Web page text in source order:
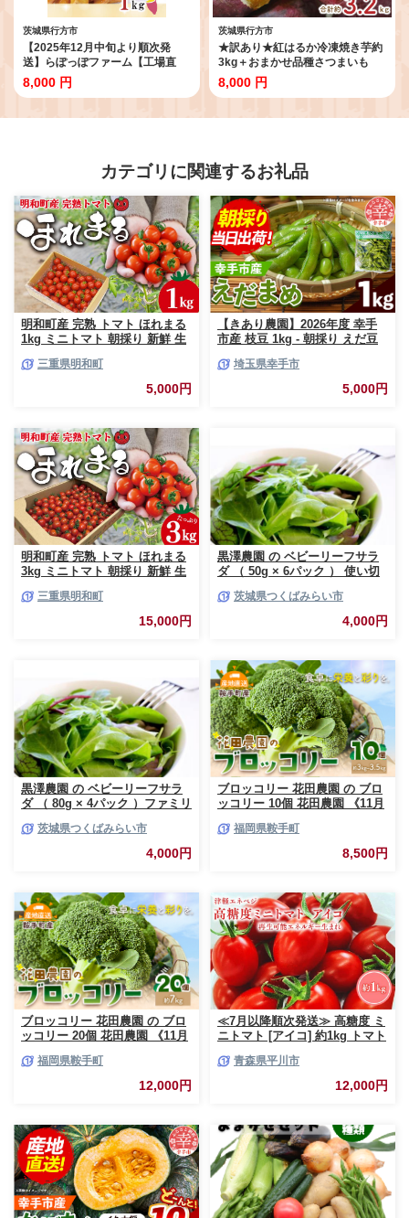
茨城県行方市
【2025年12月中旬より順次発
送】らぽっぽファーム【工場直
送】美腸大学いも 1kg｜さつまい
も 大学芋 芋 サツマイモ だいがく
学芋 人気 送料無料 茨城県 行方市
8,000 円
茨城県行方市
★訳あり★紅はるか冷凍焼き芋約
3kg＋おまかせ品種さつまいも
合計約3.2kg｜さつまいも サツマ
イモ さつま芋 焼き芋 やきいも 冷
るか 茨城県 行方市(EY-25)
8,000 円
カテゴリに関連するお礼品
明和町産 完熟 トマト ほれまる
1kg ミニトマト 朝採り 新鮮 生
三重県明和町
5,000円
【きあり農園】2026年度 幸手
市産 枝豆 1kg - 朝採り えだ豆
ブル 美味しい おいしい 豆 ずん
だ おつまみ 晩酌 枝豆ご飯 おす
すめ 送料無料 埼玉県 幸手市
埼玉県幸手市
5,000円
明和町産 完熟 トマト ほれまる
3kg ミニトマト 朝採り 新鮮 生
三重県明和町
15,000円
黒澤農園 の ベビーリーフサラ
ダ （ 50g × 6パック ） 使い切
生野菜 食べやすい 若葉 使い切
り 旬 新鮮 国産 彩り 大容量
茨城県つくばみらい市
4,000円
黒澤農園 の ベビーリーフサラ
ダ （ 80g × 4パック ）ファミリ
生野菜 食べやすい 若葉 ファミ
リー 旬 新鮮 国産 彩り 大容量
茨城県つくばみらい市
4,000円
ブロッコリー 花田農園 の ブロ
ッコリー 10個 花田農園 《11月
町 ぶろっこりー 野菜 ブロッコ
リー 産地直送 送料無料
福岡県鞍手町
8,500円
ブロッコリー 花田農園 の ブロ
ッコリー 20個 花田農園 《11月
町 ぶろっこりー 野菜 ブロッコ
リー 産地直送 送料無料
福岡県鞍手町
12,000円
≪7月以降順次発送≫ 高糖度 ミ
ニトマト [アイコ] 約1kg トマト
やさい 減農薬 お取り寄せ 青森
県 平川市 平川 【hi-0016-003】
青森県平川市
12,000円